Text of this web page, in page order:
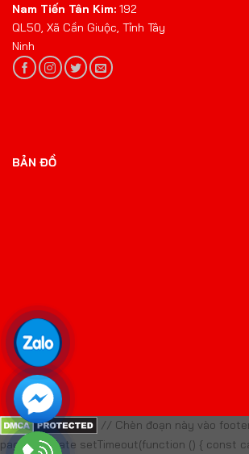
Nam Tiến Tân Kim: 192
QL50, Xã Cần Giuộc, Tỉnh Tây
Ninh
BẢN ĐỒ
// Chèn đoạn này vào
page template setTimeout(function () { const